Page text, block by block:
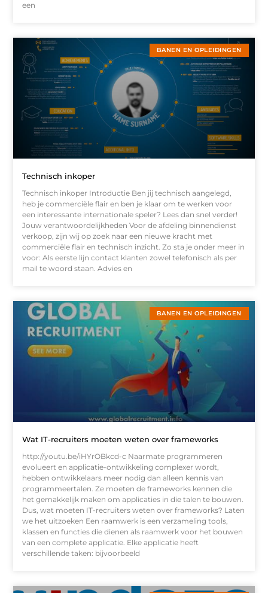
een
BANEN EN OPLEIDINGEN
Technisch inkoper
Technisch inkoper Introductie Ben jij technisch aangelegd,
heb je commerciële flair en ben je klaar om te werken voor
een interessante internationale speler? Lees dan snel verder!
Jouw verantwoordelijkheden Voor de afdeling binnendienst
verkoop, zijn wij op zoek naar een nieuwe kracht met
commerciële flair en technisch inzicht. Zo sta je onder meer in
voor: Als eerste lijn contact klanten zowel telefonisch als per
mail te woord staan. Advies en
BANEN EN OPLEIDINGEN
Wat IT-recruiters moeten weten over frameworks
http://youtu.be/iHYrOBkcd-c Naarmate programmeren
evolueert en applicatie-ontwikkeling complexer wordt,
hebben ontwikkelaars meer nodig dan alleen kennis van
programmeertalen. Ze moeten de frameworks kennen die
het gemakkelijk maken om applicaties in die talen te bouwen.
Dus, wat moeten IT-recruiters weten over frameworks? Laten
we het uitzoeken Een raamwerk is een verzameling tools,
klassen en functies die dienen als raamwerk voor het bouwen
van een complete applicatie. Elke applicatie heeft
verschillende taken: bijvoorbeeld